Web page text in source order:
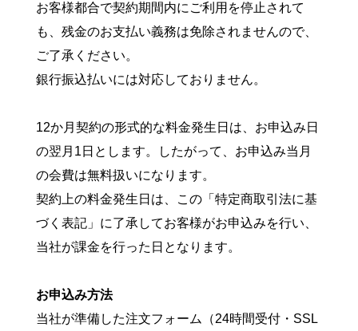
お客様都合で契約期間内にご利用を停止されて
も、残金のお支払い義務は免除されませんので、
ご了承ください。
銀行振込払いには対応しておりません。
12か月契約の形式的な料金発生日は、お申込み日
の翌月1日とします。したがって、お申込み当月
の会費は無料扱いになります。
契約上の料金発生日は、この「特定商取引法に基
づく表記」に了承してお客様がお申込みを行い、
当社が課金を行った日となります。
お申込み方法
当社が準備した注文フォーム（24時間受付・SSL